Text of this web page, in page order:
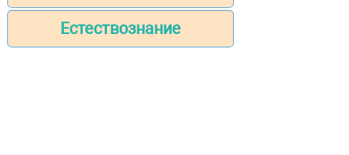
Естествознание